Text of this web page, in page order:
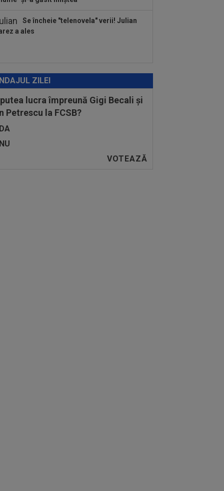
Se încheie "telenovela" verii! Julian
a ales
ZILEI
lucra împreună Gigi Becali și
Petrescu la FCSB?
DA
NU